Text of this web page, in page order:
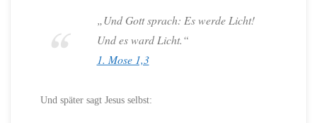
„Und Gott sprach: Es werde Licht!
Und es ward Licht.“
1. Mose 1,3
Und später sagt Jesus selbst: